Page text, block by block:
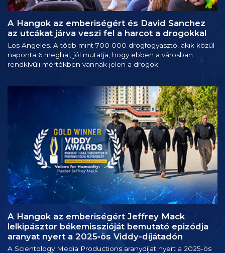
A Hangok az emberiségért és David Sanchez
az utcákat járva veszi fel a harcot a drogokkal
Los Angeles. A több mint 700 000 drogfogyasztó, akik közül
naponta 6 meghal, jól mutatja, hogy ebben a városban
rendkívüli mértékben vannak jelen a drogok.
A Hangok az emberiségért Jeffrey Mack
lelkipásztor békemisszióját bemutató epizódja
aranyat nyert a 2025‑ös Viddy-díjátadón
A Scientology Media Productions aranydíjat nyert a 2025‑ös